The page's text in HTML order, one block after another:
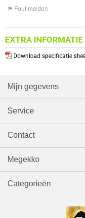
⚑ Fout melden
EXTRA INFORMATIE
Download specificatie
Mijn gegevens
Service
Contact
Megekko
Categorieën